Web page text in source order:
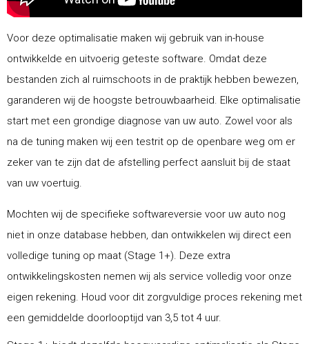
Voor deze optimalisatie maken wij gebruik van in-house
ontwikkelde en uitvoerig geteste software. Omdat deze
bestanden zich al ruimschoots in de praktijk hebben bewezen,
garanderen wij de hoogste betrouwbaarheid. Elke optimalisatie
start met een grondige diagnose van uw auto. Zowel voor als
na de tuning maken wij een testrit op de openbare weg om er
zeker van te zijn dat de afstelling perfect aansluit bij de staat
van uw voertuig.
Mochten wij de specifieke softwareversie voor uw auto nog
niet in onze database hebben, dan ontwikkelen wij direct een
volledige tuning op maat (Stage 1+). Deze extra
ontwikkelingskosten nemen wij als service volledig voor onze
eigen rekening. Houd voor dit zorgvuldige proces rekening met
een gemiddelde doorlooptijd van 3,5 tot 4 uur.